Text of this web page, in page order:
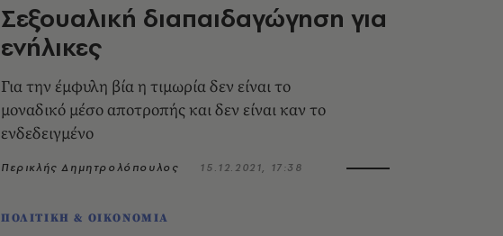
Σεξουαλική διαπαιδαγώγηση για
ενήλικες
Για την έμφυλη βία η τιμωρία δεν είναι το
μοναδικό μέσο αποτροπής και δεν είναι καν το
ενδεδειγμένο
Περικλής Δημητρολόπουλος 15.12.2021, 17:38
ΠΟΛΙΤΙΚΗ & ΟΙΚΟΝΟΜΙΑ